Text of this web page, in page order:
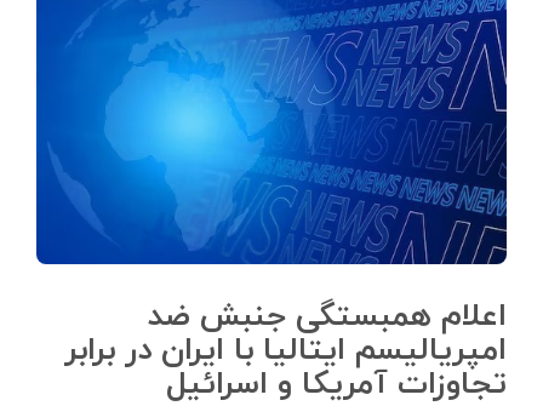
اعلام همبستگی جنبش ضد
امپریالیسم ایتالیا با ایران در برابر
تجاوزات آمریکا و اسرائیل